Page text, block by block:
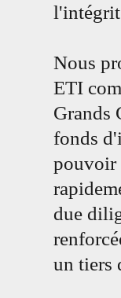
Nous
ETI
Grands
fonds
pouvoir
due
un tiers